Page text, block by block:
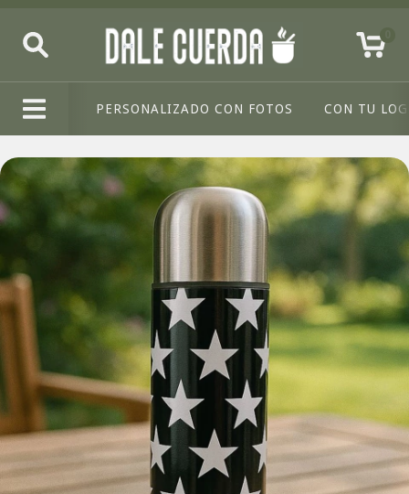
PERSONALIZADO CON FOTOS CON TU